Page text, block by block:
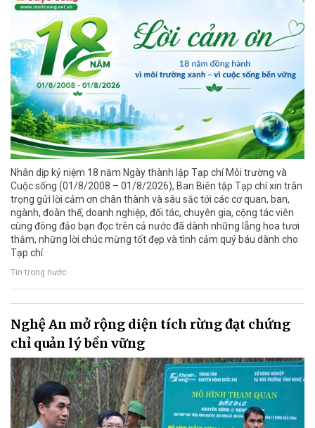
Nhân dịp kỷ niệm 18 năm Ngày thành lập Tạp chí Môi trường và
Cuộc sống (01/8/2008 – 01/8/2026), Ban Biên tập Tạp chí xin trân
trọng gửi lời cảm ơn chân thành và sâu sắc tới các cơ quan, ban,
ngành, đoàn thể, doanh nghiệp, đối tác, chuyên gia, cộng tác viên
cùng đông đảo bạn đọc trên cả nước đã dành những lẵng hoa tươi
thắm, những lời chúc mừng tốt đẹp và tình cảm quý báu dành cho
Tạp chí.
Tin trong nước
Nghệ An mở rộng diện tích rừng đạt chứng
chỉ quản lý bền vững